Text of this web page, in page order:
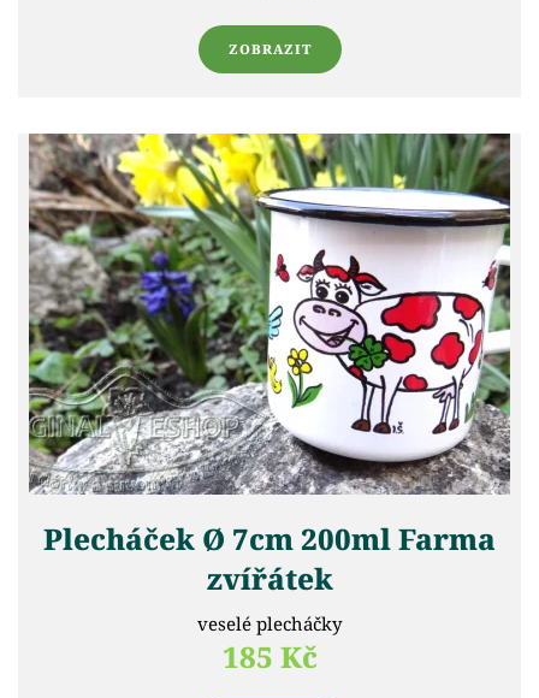
ZOBRAZIT
Plecháček Ø 7cm 200ml Farma
zvířátek
veselé plecháčky
185 Kč